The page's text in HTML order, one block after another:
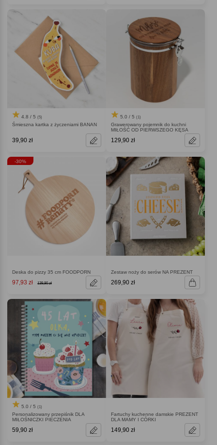
4.8 / 5 (5)
Śmieszna kartka z życzeniami BANAN
39,90 zł
5.0 / 5 (1)
Grawerowany pojemnik do kuchni
MIŁOŚĆ OD PIERWSZEGO KĘSA
129,90 zł
-30%
Deska do pizzy 35 cm FOODPORN
97,93 zł 139,90 zł
Zestaw noży do serów NA PREZENT
269,90 zł
5.0 / 5 (1)
Personalizowany przepiśnik DLA
MIŁOŚNICZKI PIECZENIA
59,90 zł
Fartuchy kuchenne damskie PREZENT
DLA MAMY I CÓRKI
149,90 zł